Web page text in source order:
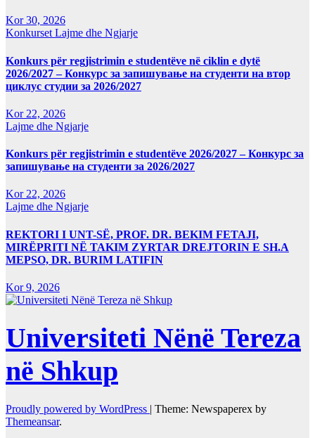
Kor 30, 2026
Konkurset Lajme dhe Ngjarje
Konkurs për regjistrimin e studentëve në ciklin e dytë
2026/2027 – Конкурс за запишување на студенти на втор
циклус студии за 2026/2027
Kor 22, 2026
Lajme dhe Ngjarje
Konkurs për regjistrimin e studentëve 2026/2027 – Конкурс за
запишување на студенти за 2026/2027
Kor 22, 2026
Lajme dhe Ngjarje
REKTORI I UNT-SË, PROF. DR. BEKIM FETAJI,
MIRËPRITI NË TAKIM ZYRTAR DREJTORIN E SH.A
MEPSO, DR. BURIM LATIFIN
Kor 9, 2026
Universiteti Nënë Tereza
në Shkup
Proudly powered by WordPress | Theme: Newspaperex by
Themeansar.